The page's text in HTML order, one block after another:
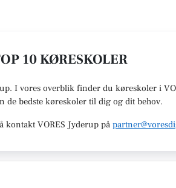
10 KØRESKOLER
I vores overblik finder du køreskoler i
de bedste køreskoler til dig og dit behov.
kontakt VORES Jyderup på